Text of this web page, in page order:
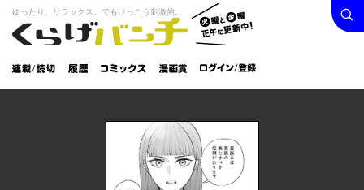
くらげバンチ
火曜と
金曜正
午に更
新中！
ゆったり、リラックス。でもけっこう刺激的。
連載/読
切
履
歴
コミック
漫画
賞
ログイン /
登録
検索